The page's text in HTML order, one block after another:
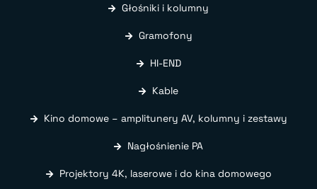
Głośniki i kolumny
Gramofony
HI-END
Kable
Kino domowe – amplitunery AV, kolumny i zestawy
Nagłośnienie PA
Projektory 4K, laserowe i do kina domowego